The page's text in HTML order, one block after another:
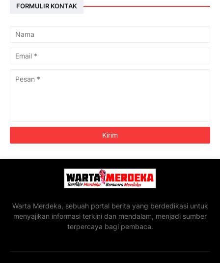
FORMULIR KONTAK
Warta Merdeka, sebuah portal berita yang berdedikasi untuk
menyajikan informasi terkini dan mendalam, menjadi sumber
terpercaya bagi pembaca.